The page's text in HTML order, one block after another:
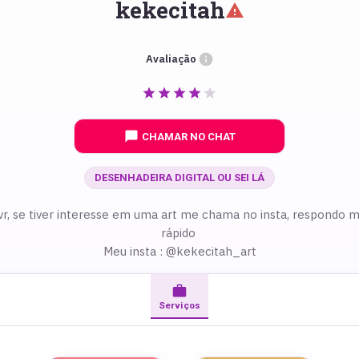
kekecitah
Avaliação
CHAMAR NO CHAT
DESENHADEIRA DIGITAL OU SEI LÁ
se tiver interesse em uma art me chama no insta, respondo
rápido
Meu insta : @kekecitah_art
Serviços